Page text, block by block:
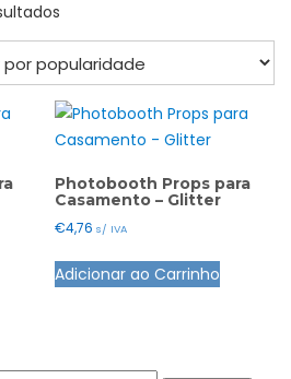
por
popularidade
Photobooth Props para
Casamento – Glitter
€4,76 s/ IVA
Adicionar ao Carrinho